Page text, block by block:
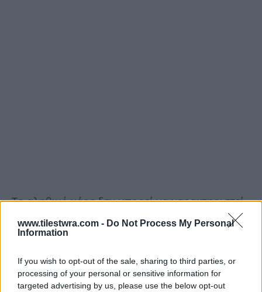
www.tilestwra.com - Do Not Process My Personal
Information
If you wish to opt-out of the sale, sharing to third parties, or
processing of your personal or sensitive information for
targeted advertising by us, please use the below opt-out
Το αληθινό χάος δεν μπορεί να χαρακτηριστεί
χάος, εφόσον υπάρχει επιλογή. Τα πράγματα
μπορεί να φαίνονται τυχαία αλλά όπως
‘Για κάποιον που δεν μπορεί να διαβάσει, τα